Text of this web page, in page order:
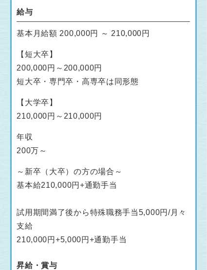
給与
基本月給額 200,000円 ～ 210,000円
【短大卒】
200,000円～200,000円
短大卒・専門卒・高専卒は同形態
【大学卒】
210,000円～210,000円
年収
200万～
～新卒（大卒）の方の場合～
基本給210,000円+通勤手当
試用期間満了後から特殊職務手当5,000円/月々
支給
210,000円+5,000円+通勤手当
昇給・賞与